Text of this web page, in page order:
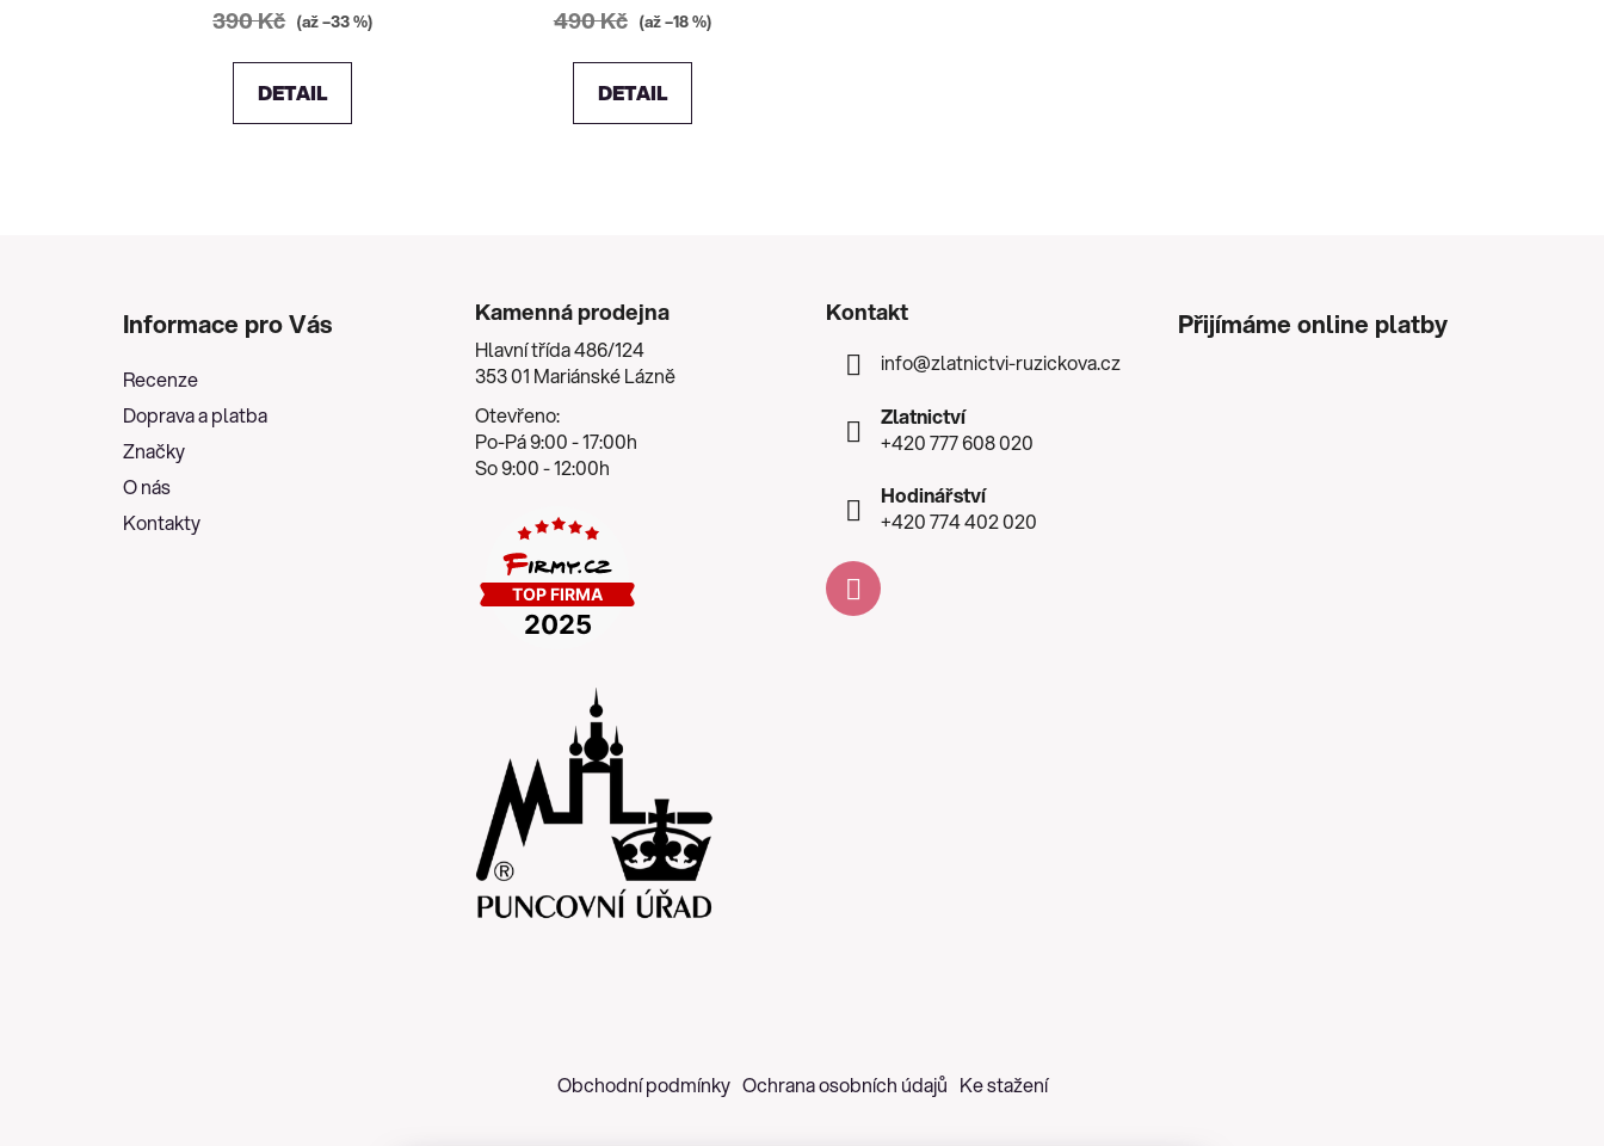
390 Kč (až –33 %)
DETAIL
490 Kč (až –18 %)
DETAIL
Informace pro Vás
Recenze
Doprava a platba
Značky
O nás
Kontakty
Kamenná prodejna
Hlavní třída 486/124
353 01 Mariánské Lázně
Otevřeno:
Po-Pá 9:00 - 17:00h
So 9:00 - 12:00h
Kontakt
info@zlatnictvi-ruzickova.cz
Zlatnictví
+420 777 608 020
Hodinářství
+420 774 402 020
Přijímáme online platby
Obchodní podmínky Ochrana osobních údajů Ke stažení